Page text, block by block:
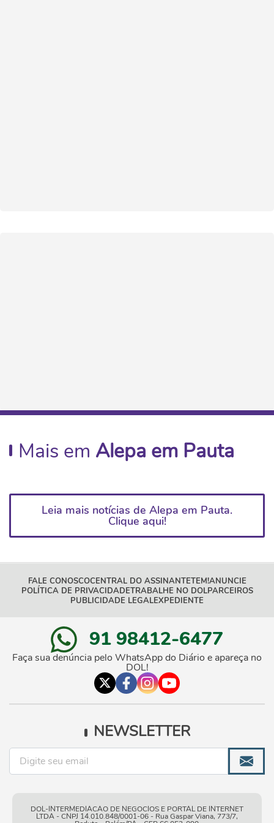
Mais em Alepa em Pauta
Leia mais notícias de Alepa em Pauta.
Clique aqui!
FALE CONOSCOCENTRAL DO ASSINANTETEM!ANUNCIE
POLÍTICA DE PRIVACIDADETRABALHE NO DOLPARCEIROS
PUBLICIDADE LEGALEXPEDIENTE
91 98412-6477
Faça sua denúncia pelo WhatsApp do Diário e apareça no
DOL!
NEWSLETTER
DOL-INTERMEDIACAO DE NEGOCIOS E PORTAL DE INTERNET
LTDA - CNPJ 14.010.848/0001-06 - Rua Gaspar Viana, 773/7,